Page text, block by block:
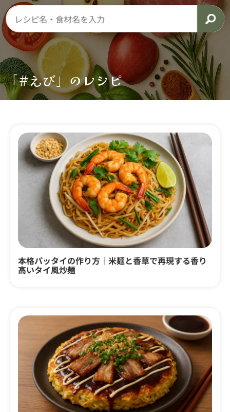
「#えび」のレシピ
本格パッタイの作り方｜米麺と香草で再現する香り
高いタイ風炒麺